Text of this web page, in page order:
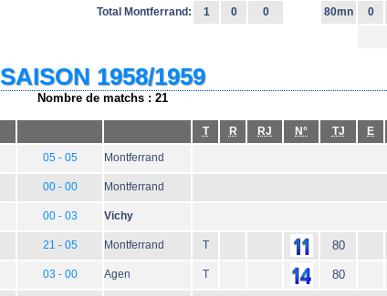
Total Montferrand: 1 0 0 80mn 0
SAISON 1958/1959
Nombre de matchs : 21
T R RJ N° TJ E
05 - 05 Montferrand
00 - 00 Montferrand
00 - 03 Vichy
21 - 05 Montferrand T 80
03 - 00 Agen T 80